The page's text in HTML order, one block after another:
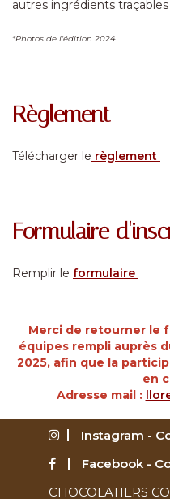
autres ingrédients
*Photos de l'édition 2024
Règlement
Télécharger le règlement
Formulaire
Remplir le formulaire
Merci de retourner le
équipes rempli auprès
2025, afin que la
en
Adresse mail :
Instagram -
Facebook -
CHOCOLATIERS